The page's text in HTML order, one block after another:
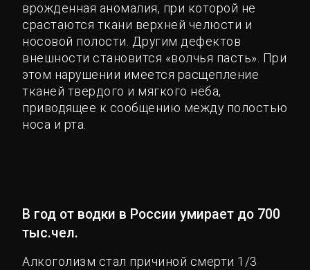
врожденная аномалия, при которой не
срастаются ткани верхней челюсти и
носовой полости. Другим дефектов
внешности становится «волчья пасть». При
этом нарушении имеется расщепление
тканей твердого и мягкого нёба,
приводящее к сообщению между полостью
носа и рта.
В год от водки в России умирает до 700
тыс.чел.
Алкоголизм стал причиной смерти 1/3